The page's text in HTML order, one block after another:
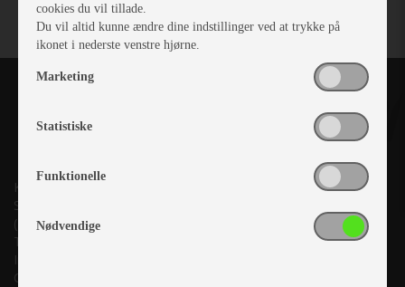
Kronjyllands Camping Center A/S
Suderholmen 10, 8960 Randers SØ
(Lige ud til Grenåvej)
Tlf. +45 87 10 98 70
Info@as-kcc.dk
CVR: 33 38 77 33
cookies du vil tillade.
Du vil altid kunne ændre dine indstillinger ved at trykke på
ikonet i nederste venstre hjørne.
Marketing
Statistiske
Funktionelle
Nødvendige